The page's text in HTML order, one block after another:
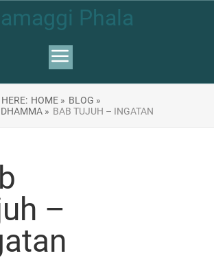
Phala
HOME » BLOG »
» BAB TUJUH – INGATAN
–